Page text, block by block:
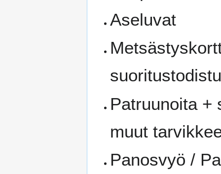
Aseluvat
Patruunoita +
muut
Panosvyö /